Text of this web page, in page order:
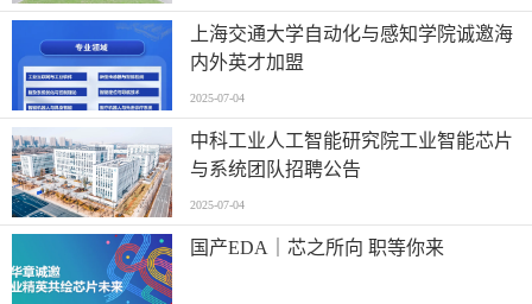
上海交通大学自动化与感知学院诚邀海
内外英才加盟
2025-07-04
中科工业人工智能研究院工业智能芯片
与系统团队招聘公告
2025-07-04
国产EDA｜芯之所向 职等你来